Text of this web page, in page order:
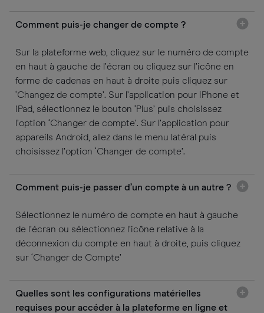
Comment puis-je changer de compte ?
Sur la plateforme web, cliquez sur le numéro de compte
en haut à gauche de l’écran ou cliquez sur l’icône en
forme de cadenas en haut à droite puis cliquez sur
‘Changez de compte’. Sur l’application pour iPhone et
iPad, sélectionnez le bouton ‘Plus’ puis choisissez
l’option ‘Changer de compte’. Sur l’application pour
appareils Android, allez dans le menu latéral puis
choisissez l’option ‘Changer de compte’.
Comment puis-je passer d’un compte à un autre ?
Sélectionnez le numéro de compte en haut à gauche
de l’écran ou sélectionnez l’icône relative à la
déconnexion du compte en haut à droite, puis cliquez
sur ‘Changer de Compte’
Quelles sont les configurations matérielles
requises pour accéder à la plateforme en ligne et